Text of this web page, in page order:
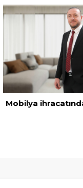
herkes için uygun
Görünen bütçe,
Mobilya